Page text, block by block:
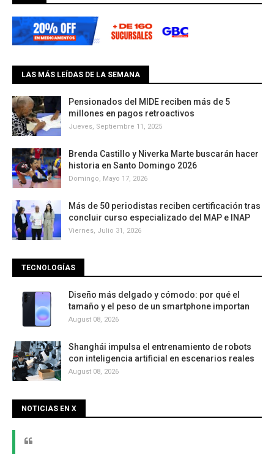
LAS MÁS LEÍDAS DE LA SEMANA
Pensionados del MIDE reciben más de 5
millones en pagos retroactivos
Jueves, Septiembre 11, 2025
Brenda Castillo y Niverka Marte buscarán hacer
historia en Santo Domingo 2026
Domingo, Mayo 17, 2026
Más de 50 periodistas reciben certificación tras
concluir curso especializado del MAP e INAP
Viernes, Julio 31, 2026
TECNOLOGÍAS
Diseño más delgado y cómodo: por qué el
tamaño y el peso de un smartphone importan
August 08, 2026
Shanghái impulsa el entrenamiento de robots
con inteligencia artificial en escenarios reales
August 08, 2026
NOTICIAS EN X